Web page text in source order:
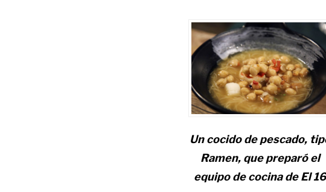
Un cocido de pescado,
Ramen, que preparó el
equipo de cocina de El 16